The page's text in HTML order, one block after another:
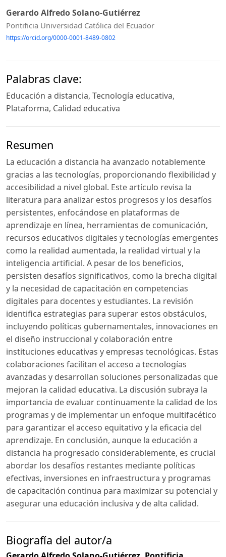
Gerardo Alfredo Solano-Gutiérrez
Pontificia Universidad Católica del Ecuador
https://orcid.org/0000-0001-8489-0802
Palabras clave:
Educación a distancia, Tecnología educativa,
Plataforma, Calidad educativa
Resumen
La educación a distancia ha avanzado notablemente
gracias a las tecnologías, proporcionando flexibilidad y
accesibilidad a nivel global. Este artículo revisa la
literatura para analizar estos progresos y los desafíos
persistentes, enfocándose en plataformas de
aprendizaje en línea, herramientas de comunicación,
recursos educativos digitales y tecnologías emergentes
como la realidad aumentada, la realidad virtual y la
inteligencia artificial. A pesar de los beneficios,
persisten desafíos significativos, como la brecha digital
y la necesidad de capacitación en competencias
digitales para docentes y estudiantes. La revisión
identifica estrategias para superar estos obstáculos,
incluyendo políticas gubernamentales, innovaciones en
el diseño instruccional y colaboración entre
instituciones educativas y empresas tecnológicas. Estas
colaboraciones facilitan el acceso a tecnologías
avanzadas y desarrollan soluciones personalizadas que
mejoran la calidad educativa. La discusión subraya la
importancia de evaluar continuamente la calidad de los
programas y de implementar un enfoque multifacético
para garantizar el acceso equitativo y la eficacia del
aprendizaje. En conclusión, aunque la educación a
distancia ha progresado considerablemente, es crucial
abordar los desafíos restantes mediante políticas
efectivas, inversiones en infraestructura y programas
de capacitación continua para maximizar su potencial y
asegurar una educación inclusiva y de alta calidad.
Biografía del autor/a